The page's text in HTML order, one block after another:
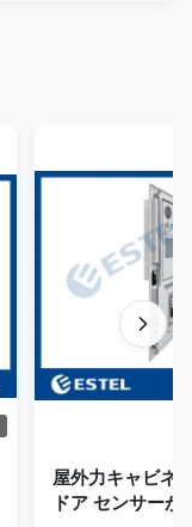
屋外力キャビネ
ドア センサー